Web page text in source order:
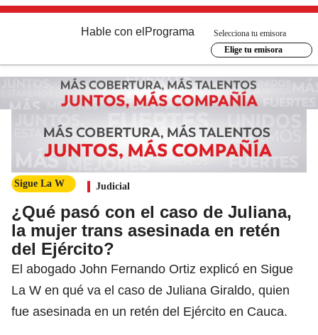
Hable con el Programa
Selecciona tu emisora
Elige tu emisora
Sigue La W Judicial
¿Qué pasó con el caso de Juliana,
la mujer trans asesinada en retén
del Ejército?
El abogado John Fernando Ortiz explicó en Sigue
La W en qué va el caso de Juliana Giraldo, quien
fue asesinada en un retén del Ejército en Cauca.